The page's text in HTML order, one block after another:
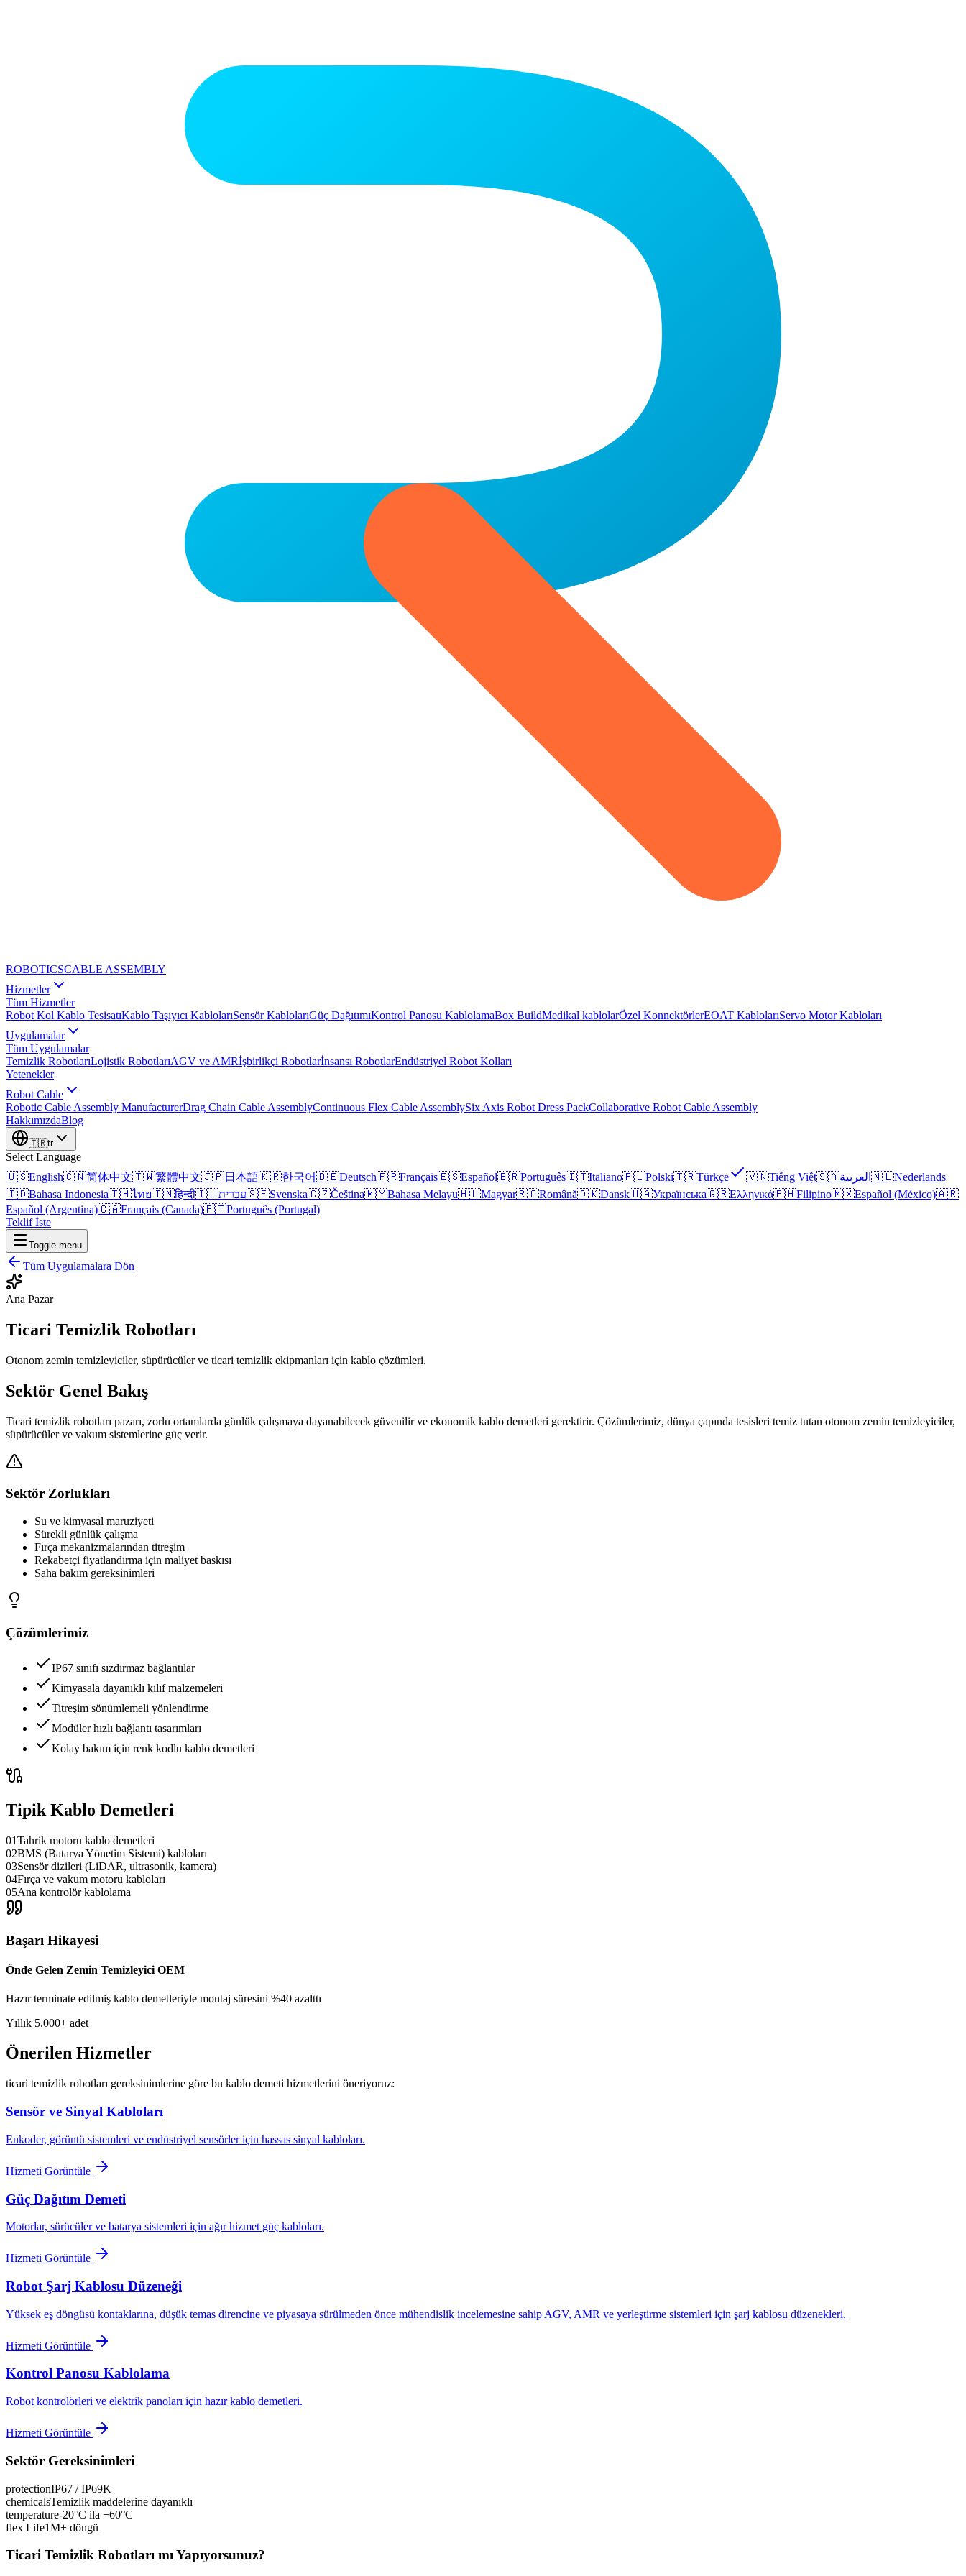
ROBOTICSCABLE ASSEMBLY
Hizmetler
Tüm Hizmetler
Robot Kol Kablo TesisatıKablo Taşıyıcı KablolarıSensör KablolarıGüç DağıtımıKontrol Panosu KablolamaBox BuildMedikal kablolarÖzel KonnektörlerEOAT KablolarıServo Motor Kabloları
Uygulamalar
Tüm Uygulamalar
Temizlik RobotlarıLojistik RobotlarıAGV ve AMRİşbirlikçi Robotlarİnsansı RobotlarEndüstriyel Robot Kolları
Yetenekler
Robot Cable
Robotic Cable Assembly ManufacturerDrag Chain Cable AssemblyContinuous Flex Cable AssemblySix Axis Robot Dress PackCollaborative Robot Cable Assembly
HakkımızdaBlog
🇹🇷tr
Select Language
🇺🇸English🇨🇳简体中文🇹🇼繁體中文🇯🇵日本語🇰🇷한국어🇩🇪Deutsch🇫🇷Français🇪🇸Español🇧🇷Português🇮🇹Italiano🇵🇱Polski🇹🇷Türkçe 🇻🇳Tiếng Việt🇸🇦العربية 🇳🇱Nederlands
🇮🇩Bahasa Indonesia🇹🇭ไทย🇮🇳हिन्दी🇮🇱עברית🇸🇪Svenska🇨🇿Čeština🇲🇾Bahasa Melayu🇭🇺Magyar🇷🇴Română🇩🇰Dansk🇺🇦Українська🇬🇷Ελληνικά🇵🇭Filipino🇲🇽Español (México)🇦🇷
Español (Argentina)🇨🇦Français (Canada)🇵🇹Português (Portugal)
Teklif İste
Toggle menu
Tüm Uygulamalara Dön
Ana Pazar
Ticari Temizlik Robotları
Otonom zemin temizleyiciler, süpürücüler ve ticari temizlik ekipmanları için kablo çözümleri.
Sektör Genel Bakış
Ticari temizlik robotları pazarı, zorlu ortamlarda günlük çalışmaya dayanabilecek güvenilir ve ekonomik kablo demetleri gerektirir. Çözümlerimiz, dünya çapında tesisleri temiz tutan otonom zemin temizleyiciler,
süpürücüler ve vakum sistemlerine güç verir.
Sektör Zorlukları
Su ve kimyasal maruziyeti
Sürekli günlük çalışma
Fırça mekanizmalarından titreşim
Rekabetçi fiyatlandırma için maliyet baskısı
Saha bakım gereksinimleri
Çözümlerimiz
IP67 sınıfı sızdırmaz bağlantılar
Kimyasala dayanıklı kılıf malzemeleri
Titreşim sönümlemeli yönlendirme
Modüler hızlı bağlantı tasarımları
Kolay bakım için renk kodlu kablo demetleri
Tipik Kablo Demetleri
01Tahrik motoru kablo demetleri
02BMS (Batarya Yönetim Sistemi) kabloları
03Sensör dizileri (LiDAR, ultrasonik, kamera)
04Fırça ve vakum motoru kabloları
05Ana kontrolör kablolama
Başarı Hikayesi
Önde Gelen Zemin Temizleyici OEM
Hazır terminate edilmiş kablo demetleriyle montaj süresini %40 azalttı
Yıllık 5.000+ adet
Önerilen Hizmetler
ticari temizlik robotları gereksinimlerine göre bu kablo demeti hizmetlerini öneriyoruz:
Sensör ve Sinyal Kabloları
Enkoder, görüntü sistemleri ve endüstriyel sensörler için hassas sinyal kabloları.
Hizmeti Görüntüle
Güç Dağıtım Demeti
Motorlar, sürücüler ve batarya sistemleri için ağır hizmet güç kabloları.
Hizmeti Görüntüle
Robot Şarj Kablosu Düzeneği
Yüksek eş döngüsü kontaklarına, düşük temas direncine ve piyasaya sürülmeden önce mühendislik incelemesine sahip AGV, AMR ve yerleştirme sistemleri için şarj kablosu düzenekleri.
Hizmeti Görüntüle
Kontrol Panosu Kablolama
Robot kontrolörleri ve elektrik panoları için hazır kablo demetleri.
Hizmeti Görüntüle
Sektör Gereksinimleri
protectionIP67 / IP69K
chemicalsTemizlik maddelerine dayanıklı
temperature-20°C ila +60°C
flex Life1M+ döngü
Ticari Temizlik Robotları mı Yapıyorsunuz?